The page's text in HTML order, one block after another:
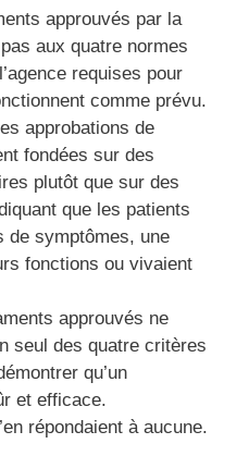
approuvés par la
aux quatre normes
requises pour
comme prévu.
approbations de
fondées sur des
plutôt que sur des
que les patients
de symptômes, une
fonctions ou vivaient
approuvés ne
seul des quatre critères
qu’un
et efficace.
répondaient à aucune.